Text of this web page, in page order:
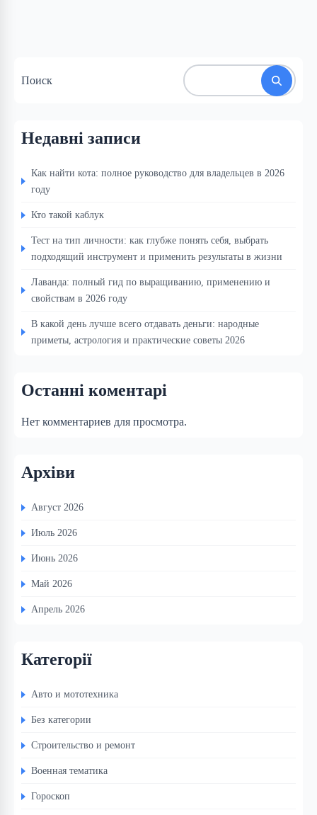
Поиск
Недавні записи
Как найти кота: полное руководство для владельцев в 2026
году
Кто такой каблук
Тест на тип личности: как глубже понять себя, выбрать
подходящий инструмент и применить результаты в жизни
Лаванда: полный гид по выращиванию, применению и
свойствам в 2026 году
В какой день лучше всего отдавать деньги: народные
приметы, астрология и практические советы 2026
Останні коментарі
Нет комментариев для просмотра.
Архіви
Август 2026
Июль 2026
Июнь 2026
Май 2026
Апрель 2026
Категорії
Авто и мототехника
Без категории
Строительство и ремонт
Военная тематика
Гороскоп